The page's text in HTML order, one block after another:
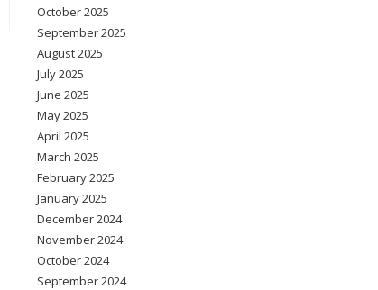
October 2025
September 2025
August 2025
July 2025
June 2025
May 2025
April 2025
March 2025
February 2025
January 2025
December 2024
November 2024
October 2024
September 2024